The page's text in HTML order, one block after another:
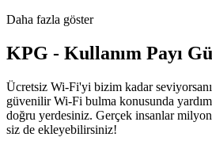
Daha fazla göster
KPG - Kullanım Payı
Ücretsiz Wi-Fi'yi bizim kadar
güvenilir Wi-Fi bulma konusunda
doğru yerdesiniz. Gerçek insanlar
siz de ekleyebilirsiniz!